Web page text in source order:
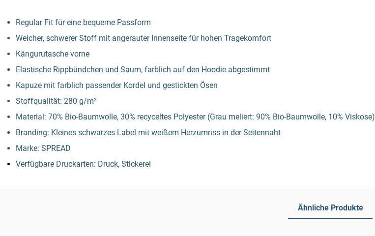
Regular Fit für eine bequeme Passform
Weicher, schwerer Stoff mit angerauter Innenseite für hohen Tragekomfort
Kängurutasche vorne
Elastische Rippbündchen und Saum, farblich auf den Hoodie abgestimmt
Kapuze mit farblich passender Kordel und gestickten Ösen
Stoffqualität: 280 g/m²
Material: 70% Bio-Baumwolle, 30% recyceltes Polyester (Grau meliert: 90% Bio-Baumwolle, 10% Viskose)
Branding: Kleines schwarzes Label mit weißem Herzumriss in der Seitennaht
Marke: SPREAD
Verfügbare Druckarten: Druck, Stickerei
Ähnliche Produkte